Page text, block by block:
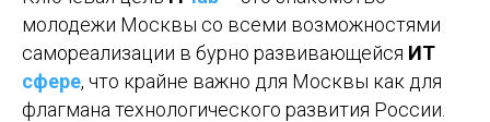
молодежи Москвы со всеми возможностями
самореализации в бурно развивающейся ИТ
сфере, что крайне важно для Москвы как для
флагмана технологического развития России.